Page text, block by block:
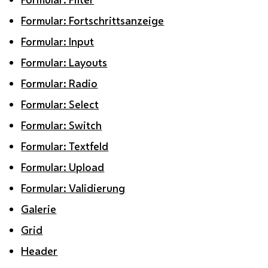
Formular: Fortschrittsanzeige
Formular: Input
Formular: Layouts
Formular: Radio
Formular: Select
Formular: Switch
Formular: Textfeld
Formular: Upload
Formular: Validierung
Galerie
Grid
Header